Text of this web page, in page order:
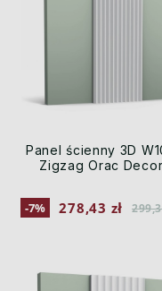
Panel ścienny 3D
Zigzag Orac Decor
-7% 278,43 zł